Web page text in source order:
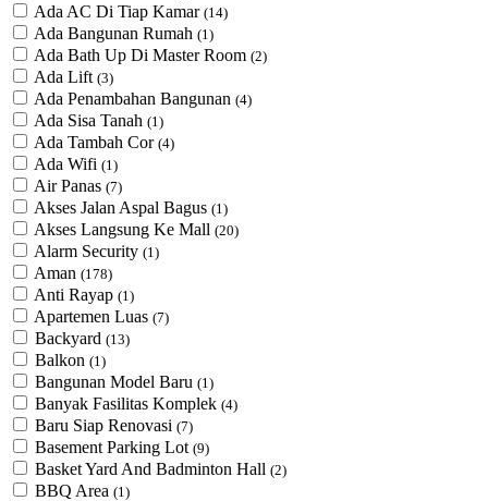
Ada AC Di Tiap Kamar (14)
Ada Bangunan Rumah (1)
Ada Bath Up Di Master Room (2)
Ada Lift (3)
Ada Penambahan Bangunan (4)
Ada Sisa Tanah (1)
Ada Tambah Cor (4)
Ada Wifi (1)
Air Panas (7)
Akses Jalan Aspal Bagus (1)
Akses Langsung Ke Mall (20)
Alarm Security (1)
Aman (178)
Anti Rayap (1)
Apartemen Luas (7)
Backyard (13)
Balkon (1)
Bangunan Model Baru (1)
Banyak Fasilitas Komplek (4)
Baru Siap Renovasi (7)
Basement Parking Lot (9)
Basket Yard And Badminton Hall (2)
BBQ Area (1)